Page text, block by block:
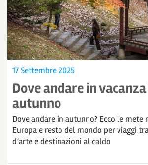
17 Settembre 2025
Dove andare in
autunno
Dove andare in autunno? Ecco le
Europa e resto del mondo per viaggi
d’arte e destinazioni al caldo